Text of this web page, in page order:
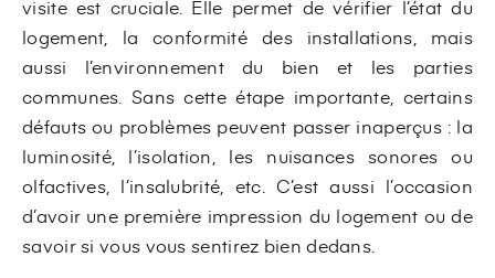
visite est cruciale. Elle permet de vérifier l’état du
logement, la conformité des installations, mais
aussi l’environnement du bien et les parties
communes. Sans cette étape importante, certains
défauts ou problèmes peuvent passer inaperçus : la
luminosité, l’isolation, les nuisances sonores ou
olfactives, l’insalubrité, etc. C’est aussi l’occasion
d’avoir une première impression du logement ou de
savoir si vous vous sentirez bien dedans.